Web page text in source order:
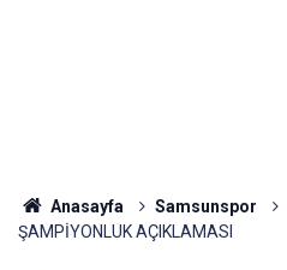
Anasayfa Samsunspor
ŞAMPİYONLUK AÇIKLAMASI